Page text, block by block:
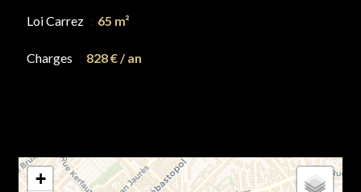
Loi Carrez 65 m²
Charges 828 € / an
+